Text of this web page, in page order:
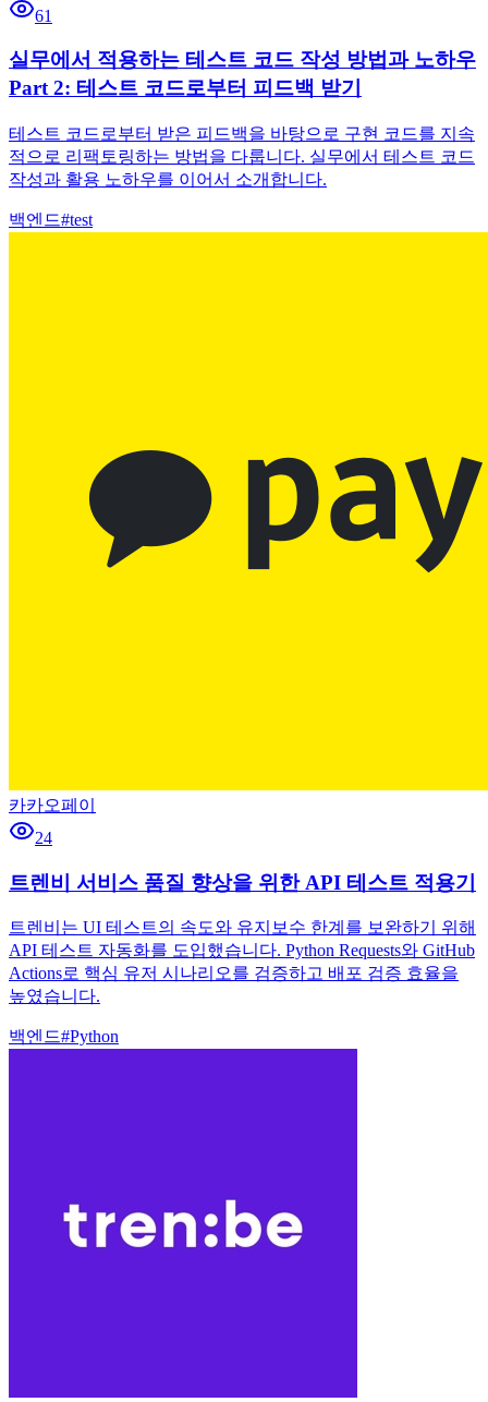
61
실무에서 적용하는 테스트 코드 작성 방법과 노하우
Part 2: 테스트 코드로부터 피드백 받기
테스트 코드로부터 받은 피드백을 바탕으로 구현 코드를 지속
적으로 리팩토링하는 방법을 다룹니다. 실무에서 테스트 코드
작성과 활용 노하우를 이어서 소개합니다.
백엔드#test
카카오페이
24
트렌비 서비스 품질 향상을 위한 API 테스트 적용기
트렌비는 UI 테스트의 속도와 유지보수 한계를 보완하기 위해
API 테스트 자동화를 도입했습니다. Python Requests와 GitHub
Actions로 핵심 유저 시나리오를 검증하고 배포 검증 효율을
높였습니다.
백엔드#Python